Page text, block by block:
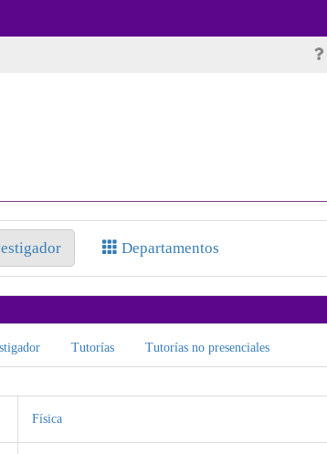
Departamentos
Tutorías Tutorías no presenciales
Física